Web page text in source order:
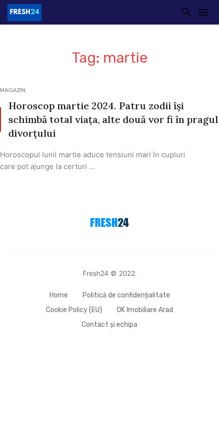
Tag: martie
MAGAZIN
Horoscop martie 2024. Patru zodii își
schimbă total viața, alte două vor fi în pragul
divorțului
Horoscopul lunii martie aduce tensiuni mari în cupluri
care pot ajunge la certuri ...
Fresh24 © 2022.
Home
Politică de confidențialitate
Cookie Policy (EU)
OK Imobiliare Arad
Contact și echipa